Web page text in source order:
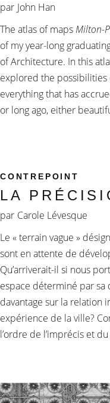
par John Han
The atlas of maps Milton-
of my year-long
of Architecture. In this
explored the possibilities
everything that has
or long ago, either
CONTREPOINT
LA
par Carole Lévesque
Le « terrain vague »
sont en attente de
Qu’arriverait-il si nous
espace déterminé par
davantage sur la relation
expérience de la ville?
l’ordre de l’imprécis et